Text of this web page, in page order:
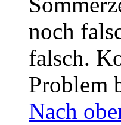
noch
falsch.
Problem
Nach